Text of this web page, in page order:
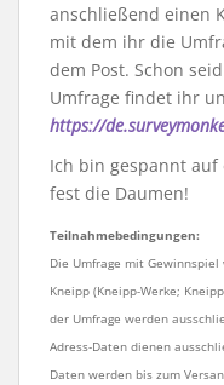
anschließend einen
mit dem ihr die
dem Post. Schon
Umfrage findet ihr
https://
Ich bin gespannt
fest die Daumen!
Teilnahmebedingungen:
Die Umfrage mit
Kneipp (Kneipp-Werke;
der Umfrage werden
Adress-Daten dienen
Daten werden bis zum